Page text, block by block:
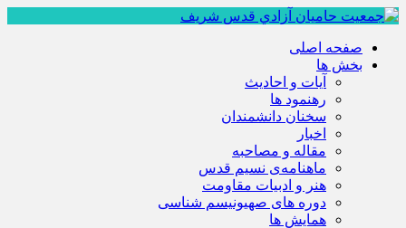
صفحه اصلی
بخش ها
آیات و احادیث
رهنمود ها
سخنان دانشمندان
اخبار
مقاله و مصاحبه
ماهنامه‌ی نسیم قدس
هنر و ادبیات مقاومت
دوره های صهیونیسم شناسی
همايش ها